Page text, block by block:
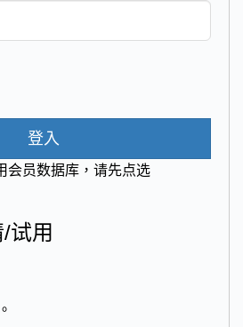
登入
员数据库，请先点选
试用